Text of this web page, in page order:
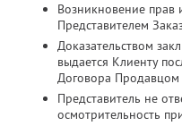
Возникновение прав
Представителем
Доказательством
выдается Клиенту
Договора Продавцом
Представитель не
осмотрительность